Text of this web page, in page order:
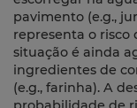
pavimento (e.g.,
representa o risco
situação é ainda
ingredientes de
(e.g., farinha). A